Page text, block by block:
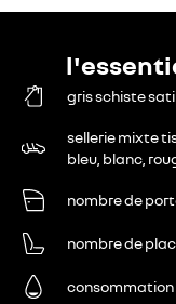
gris schiste
sellerie mixte
bleu, blanc,
nombre de
nombre de
consommation